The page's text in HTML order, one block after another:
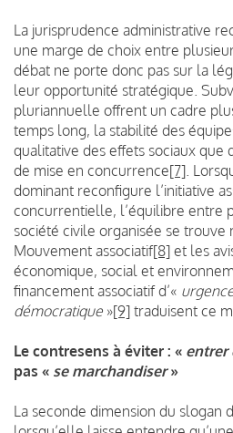
La jurisprudence administrative
une marge de choix entre
débat ne porte donc pas sur la
leur opportunité stratégique.
pluriannuelle offrent un cadre
temps long, la stabilité des
qualitative des effets sociaux que
de mise en concurrence[7] .
dominant reconfigure l’initiative
concurrentielle, l’équilibre entre
société civile organisée se trouve
Mouvement associatif[8] et les
économique, social et
financement associatif d’«
démocratique »[9] traduisent ce
Le contresens à éviter : « entrer
pas « se marchandiser»
La seconde dimension du slogan